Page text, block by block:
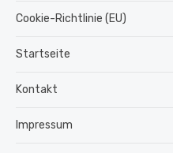
Cookie-Richtlinie (EU)
Startseite
Kontakt
Impressum